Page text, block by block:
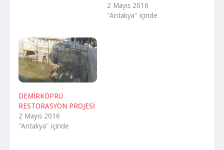
2 Mayıs 2016
"Antakya" içinde
DEMİRKÖPRÜ
RESTORASYON PROJESİ
2 Mayıs 2016
"Antakya" içinde